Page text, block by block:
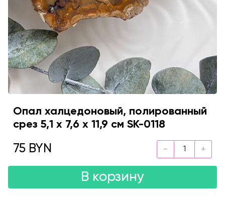
Опал халцедоновый, полированный
срез 5,1 х 7,6 х 11,9 см SK-0118
75 BYN
В корзину